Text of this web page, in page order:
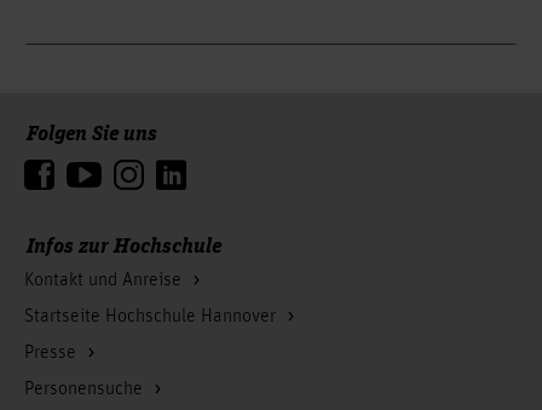
Infos zur Hochschule
Kontakt und Anreise
Startseite Hochschule Hannover
Presse
Personensuche
Folgen Sie uns